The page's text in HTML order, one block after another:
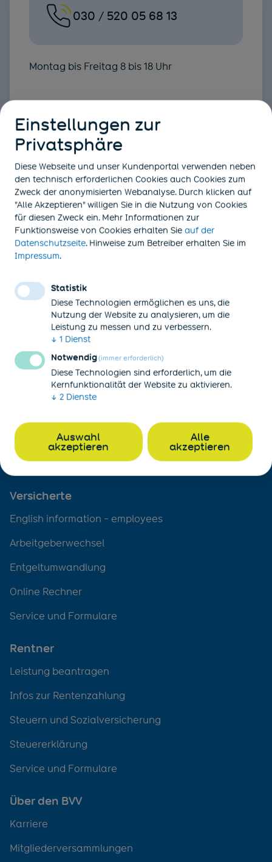
030 / 520 05 68 13
Montag bis Freitag 8 bis 18 Uhr
Sie möchten uns lieber schreiben?
Nachricht senden
Nutzen Sie unser Kontaktformular.
Unternehmen
English information - employers
Unser Vorsorgemodell
Mitglied werden
Newsletter abonnieren
Versicherte
English information - employees
Arbeitgeberwechsel
Entgeltumwandlung
Online Rechner
Service und Formulare
Rentner
Leistung beantragen
Infos zur Rentenzahlung
Steuern und Sozialversicherung
Steuererklärung
Service und Formulare
Über den BVV
Karriere
Mitgliederversammlungen
Einstellungen zur
Privatsphäre
Diese Webseite und unser Kundenportal verwenden neben
den technisch erforderlichen Cookies auch Cookies zum
Zweck der anonymisierten Webanalyse. Durch klicken auf
"Alle Akzeptieren" willigen Sie in die Nutzung von Cookies
für diesen Zweck ein. Mehr Informationen zur
Funktionsweise von Cookies erhalten Sie auf der
Datenschutzseite(öffnet in neuem Tab)
. Hinweise zum Betreiber erhalten Sie im
Impressum(öffnet in neuem Tab)
.
Statistik
Diese Technologien ermöglichen es uns, die
Nutzung der Website zu analysieren, um die
Leistung zu messen und zu verbessern.
↓ 1 Dienst
Notwendig(immer erforderlich)
Diese Technologien sind erforderlich, um die
Kernfunktionalität der Website zu aktivieren.
↓ 2 Dienste
Auswahl
akzeptieren
Alle
akzeptieren